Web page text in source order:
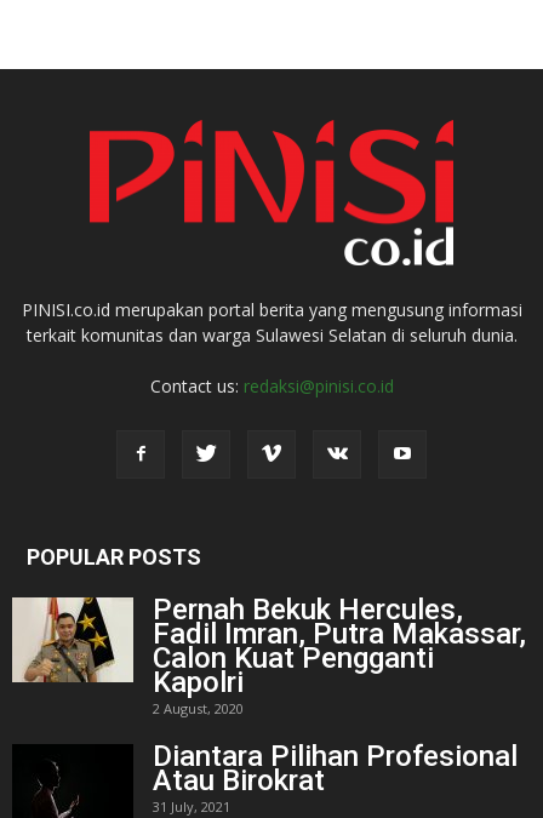
PINISI.co.id merupakan portal berita yang mengusung informasi
terkait komunitas dan warga Sulawesi Selatan di seluruh dunia.
Contact us: redaksi@pinisi.co.id
POPULAR POSTS
Pernah Bekuk Hercules,
Fadil Imran, Putra Makassar,
Calon Kuat Pengganti
Kapolri
2 August, 2020
Diantara Pilihan Profesional
Atau Birokrat
31 July, 2021